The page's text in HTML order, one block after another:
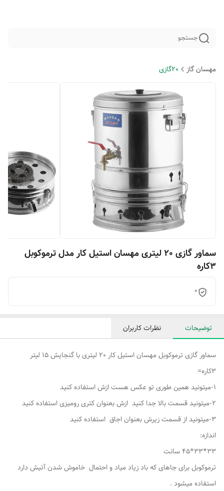
جستجو
مهسان گاز 20گازی
سماور گازی 20 لیتری مهسان استیل کار مدل ترموکوبل
3کاره
0
توضیحات نظرات کاربران
سماور گازی ترموکوبل مهسان استیل کار 20 لیتری با گنجایش 15 لیتر
3کاره=
1-میتونید همین طوری تو عکس هست ازش استفاده کنید
2-میتونید قسمت بالا جدا کنید ازش بعنوان کتری رومیزی استفاده کنید
3-میتونید از قسمت زیرش بعنوان اجاق استفاده کنید
اندازه:
33*33*45 سانت
ترموکوبل برای جاهای که باد زیاد میاد و احتمال خاموش شدن آتیش دارد
استفاده میشود .